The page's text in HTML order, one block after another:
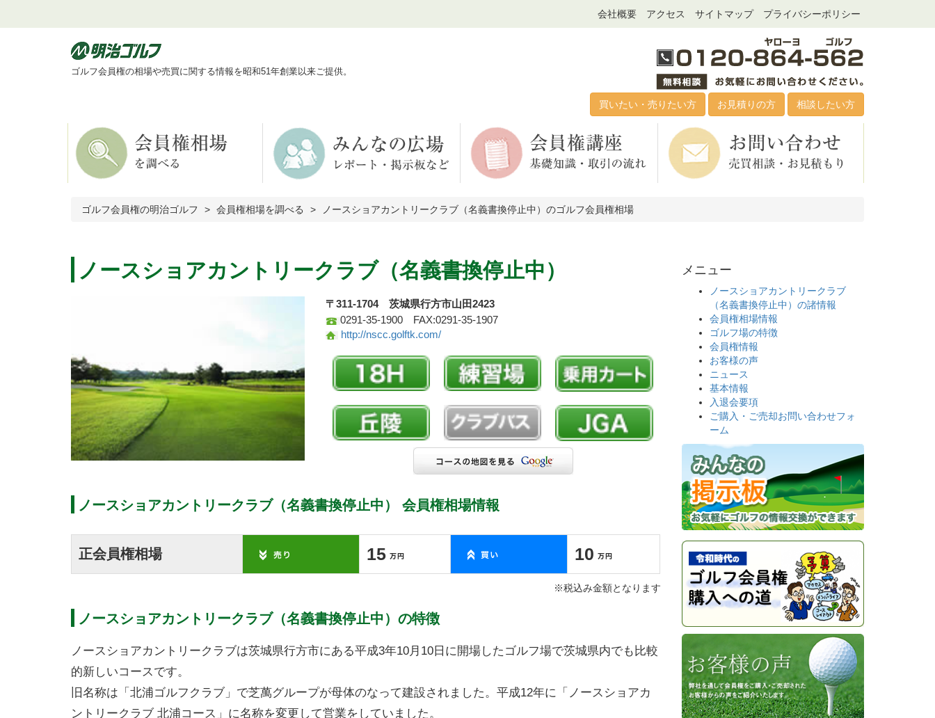
会社概要 アクセス サイトマップ プライバシーポリシー
ゴルフ会員権の相場や売買に関する情報を昭和51年創業以来ご提供。
買いたい・売りたい方 お見積りの方 相談したい方
ゴルフ会員権の明治ゴルフ 会員権相場を調べる ノースショアカントリークラブ（名義書換停止中）のゴルフ会員権相場
ノースショアカントリークラブ（名義書換停止中）
〒311-1704 茨城県行方市山田2423
0291-35-1900 FAX:0291-35-1907
http://nscc.golftk.com/
ノースショアカントリークラブ（名義書換停止中） 会員権相場情報
正会員権相場 15 10
※税込み金額となります
ノースショアカントリークラブ（名義書換停止中）の特徴
ノースショアカントリークラブは茨城県行方市にある平成3年10月10日に開場したゴルフ場で茨城県内でも比較
的新しいコースです。
旧名称は「北浦ゴルフクラブ」で芝萬グループが母体のなって建設されました。平成12年に「ノースショアカ
ントリークラブ 北浦コース」に名称を変更して営業をしていました。
メニュー
ノースショアカントリークラブ
（名義書換停止中）の諸情報
会員権相場情報
ゴルフ場の特徴
会員権情報
お客様の声
ニュース
基本情報
入退会要項
ご購入・ご売却お問い合わせフォ
ーム